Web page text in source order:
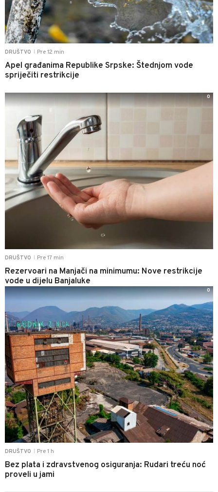
DRUŠTVO Pre 12 min
Apel građanima Republike Srpske: Štednjom vode
spriječiti restrikcije
DRUŠTVO Pre 17 min
Rezervoari na Manjači na minimumu: Nove restrikcije
vode u dijelu Banjaluke
0
DRUŠTVO Pre 1 h
Bez plata i zdravstvenog osiguranja: Rudari treću noć
proveli u jami
0